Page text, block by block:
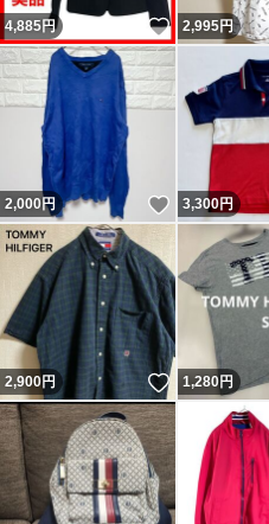
4,885円 いいね！
2,995円
2,000円 いいね！
3,300円
2,900円 いいね！
1,280円